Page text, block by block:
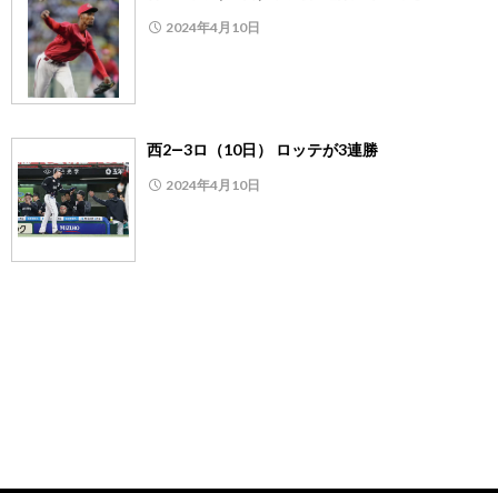
2024年4月10日
西2―3ロ（10日） ロッテが3連勝
2024年4月10日